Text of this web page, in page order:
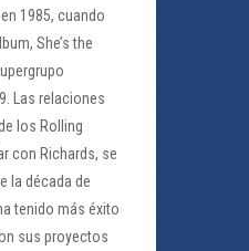
1985, cuando
She’s the
Las relaciones
los Rolling
con Richards, se
la década de
tenido más éxito
sus proyectos